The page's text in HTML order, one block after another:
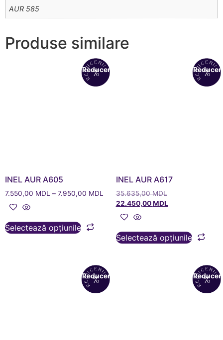
AUR 585
Produse similare
Reduceri!
INEL AUR A605
7.550,00 MDL – 7.950,00 MDL
Selectează opțiunile
INEL AUR A617
35.635,00MDL
22.450,00MDL
Selectează opțiunile
Reduceri!